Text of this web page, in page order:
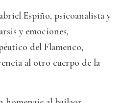
Espiño, psicoanalista y
y emociones,
del Flamenco,
al otro cuerpo de la